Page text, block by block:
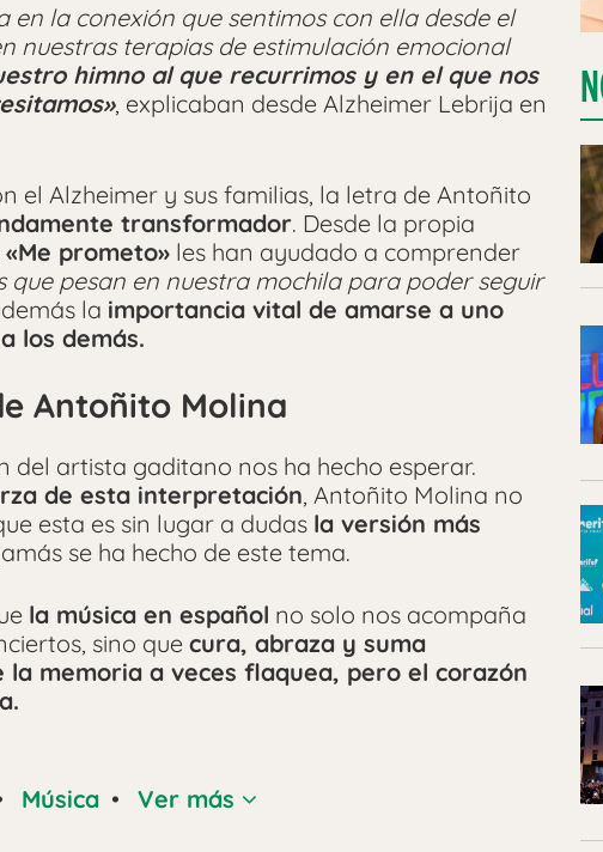
en la conexión que sentimos con ella desde el
nuestras terapias de estimulación emocional
himno al que recurrimos y en el que nos
, explicaban desde Alzheimer Lebrija en
el Alzheimer y sus familias, la letra de Antoñito
transformador. Desde la propia
«Me prometo» les han ayudado a comprender
que pesan en nuestra mochila para poder seguir
la importancia vital de amarse a uno
a los demás.
Antoñito Molina
del artista gaditano nos ha hecho esperar.
de esta interpretación, Antoñito Molina no
esta es sin lugar a dudas la versión más
se ha hecho de este tema.
la música en español no solo nos acompaña
sino que cura, abraza y suma
memoria a veces flaquea, pero el corazón
Música • Ver más